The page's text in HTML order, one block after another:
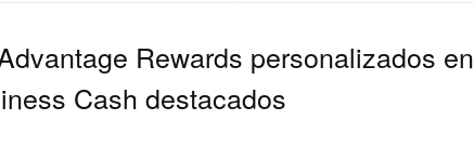
Rewards personalizados en
Cash destacados